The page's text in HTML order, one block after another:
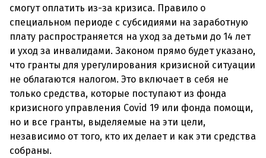
смогут оплатить из-за кризиса. Правило о
специальном периоде с субсидиями на заработную
плату распространяется на уход за детьми до 14 лет
и уход за инвалидами. Законом прямо будет указано,
что гранты для урегулирования кризисной ситуации
не облагаются налогом. Это включает в себя не
только средства, которые поступают из фонда
кризисного управления Covid 19 или фонда помощи,
но и все гранты, выделяемые на эти цели,
независимо от того, кто их делает и как эти средства